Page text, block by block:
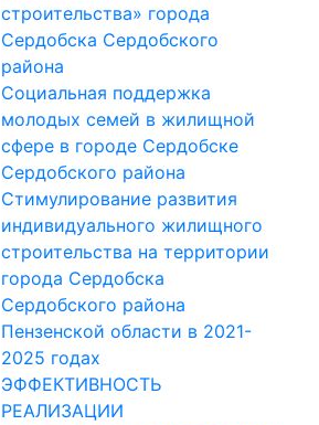
строительства» города
Сердобска Сердобского
района
Социальная поддержка
молодых семей в жилищной
сфере в городе Сердобске
Сердобского района
Стимулирование развития
индивидуального жилищного
строительства на территории
города Сердобска
Сердобского района
Пензенской области в 2021-
2025 годах
ЭФФЕКТИВНОСТЬ
РЕАЛИЗАЦИИ